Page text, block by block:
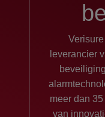
leverancier
meer dan
van